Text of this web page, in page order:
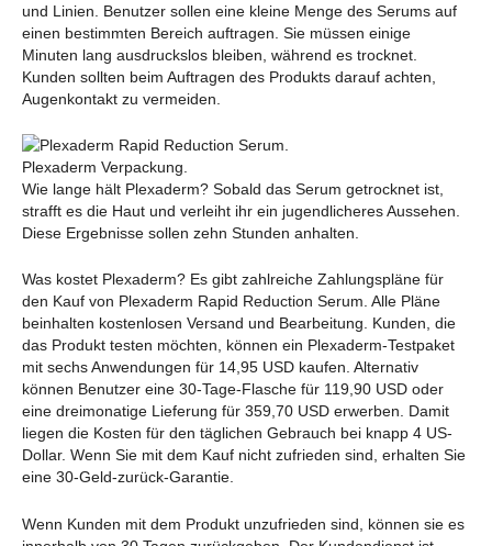
und Linien. Benutzer sollen eine kleine Menge des Serums auf
einen bestimmten Bereich auftragen. Sie müssen einige
Minuten lang ausdruckslos bleiben, während es trocknet.
Kunden sollten beim Auftragen des Produkts darauf achten,
Augenkontakt zu vermeiden.
Plexaderm Verpackung.
Wie lange hält Plexaderm? Sobald das Serum getrocknet ist,
strafft es die Haut und verleiht ihr ein jugendlicheres Aussehen.
Diese Ergebnisse sollen zehn Stunden anhalten.
Was kostet Plexaderm? Es gibt zahlreiche Zahlungspläne für
den Kauf von Plexaderm Rapid Reduction Serum. Alle Pläne
beinhalten kostenlosen Versand und Bearbeitung. Kunden, die
das Produkt testen möchten, können ein Plexaderm-Testpaket
mit sechs Anwendungen für 14,95 USD kaufen. Alternativ
können Benutzer eine 30-Tage-Flasche für 119,90 USD oder
eine dreimonatige Lieferung für 359,70 USD erwerben. Damit
liegen die Kosten für den täglichen Gebrauch bei knapp 4 US-
Dollar. Wenn Sie mit dem Kauf nicht zufrieden sind, erhalten Sie
eine 30-Geld-zurück-Garantie.
Wenn Kunden mit dem Produkt unzufrieden sind, können sie es